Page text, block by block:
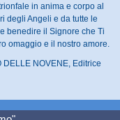
in anima e corpo al
degli Angeli e da tutte le
benedire il Signore che Ti
omaggio e il nostro amore.
DELLE NOVENE, Editrice